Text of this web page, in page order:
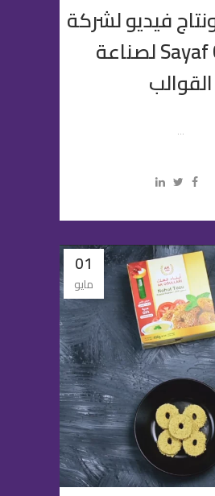
فيديو لشركة
Sayaf Group لصناعة
القوالب
...
01
مايو